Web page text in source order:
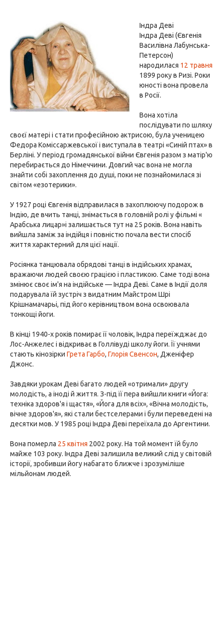
Індра Деві
Індра Деві (Євгенія
Василівна Лабунська-
Петерсон)
народилася 12 травня
1899 року в Ризі. Роки
юності вона провела
в Росії.
Вона хотіла
послідувати по шляху
своєї матері і стати професійною актрисою, була ученицею
Федора Коміссаржевської і виступала в театрі «Синій птах» в
Берліні. У період громадянської війни Євгенія разом з матір'ю
перебирається до Німеччини. Довгий час вона не могла
знайти собі захоплення до душі, поки не познайомилася зі
світом «езотерики».
У 1927 році Євгенія відправилася в захоплюючу подорож в
Індію, де вчить танці, знімається в головній ролі у фільмі «
Арабська лицар»і залишається тут на 25 років. Вона навіть
вийшла заміж за індійця і повністю почала вести спосіб
життя характерний для цієї нації.
Росіянка танцювала обрядові танці в індійських храмах,
вражаючи людей своєю грацією і пластикою. Саме тоді вона
змінює своє ім'я на індійське — Індра Деві. Саме в Індії доля
подарувала їй зустріч з видатним Майстром Шрі
Крішнамачарьі, під його керівництвом вона освоювала
тонкощі йоги.
В кінці 1940-х років помирає її чоловік, Індра переїжджає до
Лос-Анжелес і відкриває в Голлівуді школу йоги. Її учнями
стають кінозірки Грета Гарбо, Глорія Свенсон, Дженіфер
Джонс.
Завдяки урокам Деві багато людей «отримали» другу
молодість, а іноді й життя. З-під її пера вийшли книги «Йога:
техніка здоров'я і щастя», «Йога для всіх», «Вічна молодість,
вічне здоров'я», які стали бестселерами і були переведені на
десятки мов. У 1985 році Індра Деві переїхала до Аргентини.
Вона померла 25 квітня 2002 року. На той момент їй було
майже 103 року. Індра Деві залишила великий слід у світовій
історії, зробивши йогу набагато ближче і зрозуміліше
мільйонам людей.